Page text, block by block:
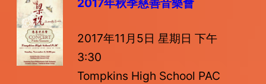
2017年秋季慈善音樂會
2017年11月5日 星期日 下午
3:30
Tompkins High School PAC